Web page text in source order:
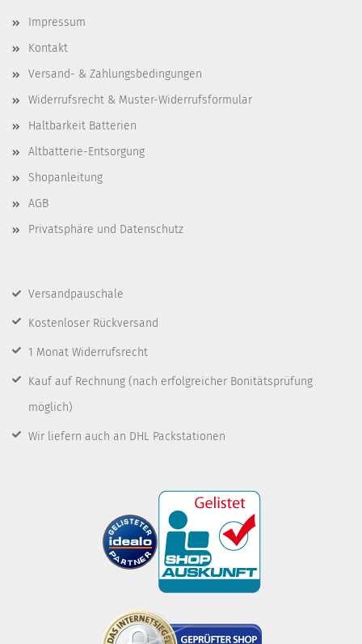
Impressum
Kontakt
Versand- & Zahlungsbedingungen
Widerrufsrecht & Muster-Widerrufsformular
Haltbarkeit Batterien
Altbatterie-Entsorgung
Shopanleitung
AGB
Privatsphäre und Datenschutz
Versandpauschale
Kostenloser Rückversand
1 Monat Widerrufsrecht
Kauf auf Rechnung (nach erfolgreicher Bonitätsprüfung
möglich)
Wir liefern auch an DHL Packstationen